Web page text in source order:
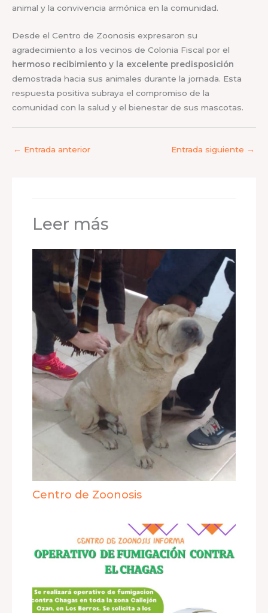
animal y la convivencia armónica en la comunidad.
Desde el Centro de Zoonosis expresaron su
agradecimiento a los vecinos de Colonia Fiscal por el
hermoso recibimiento y la excelente predisposición
demostrada hacia sus animales durante la jornada. Esta
respuesta positiva subraya el compromiso de la
comunidad con la salud y el bienestar de sus mascotas.
← Entrada anterior Entrada siguiente →
Leer más
Centro de Zoonosis